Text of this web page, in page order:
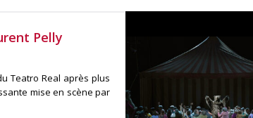
Pelly
Teatro Real après plus
mise en scène par